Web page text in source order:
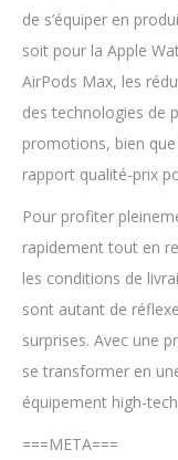
de s’équiper en
soit pour la Apple
AirPods Max, les
des technologies de
promotions, bien
rapport qualité-prix
Pour profiter
rapidement tout en
les conditions de
sont autant de
surprises. Avec une
se transformer en
équipement high-
===META===